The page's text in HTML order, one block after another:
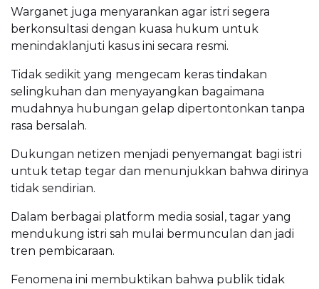
Warganet juga menyarankan agar istri segera
berkonsultasi dengan kuasa hukum untuk
menindaklanjuti kasus ini secara resmi.
Tidak sedikit yang mengecam keras tindakan
selingkuhan dan menyayangkan bagaimana
mudahnya hubungan gelap dipertontonkan tanpa
rasa bersalah.
Dukungan netizen menjadi penyemangat bagi istri
untuk tetap tegar dan menunjukkan bahwa dirinya
tidak sendirian.
Dalam berbagai platform media sosial, tagar yang
mendukung istri sah mulai bermunculan dan jadi
tren pembicaraan.
Fenomena ini membuktikan bahwa publik tidak